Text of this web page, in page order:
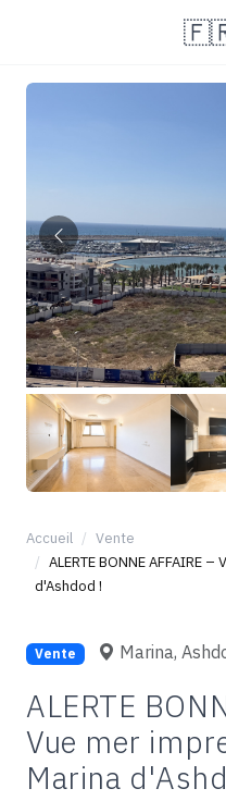
Accueil
Vente
ALERTE BONNE AFFAIRE
d'Ashdod !
Vente Marina,
ALERTE
Vue mer
Marina